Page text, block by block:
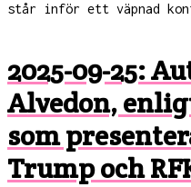
står inför ett väpnad
2025-09-25:
Alvedon,
som
Trump och